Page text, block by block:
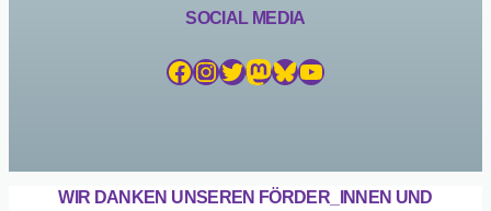
SOCIAL MEDIA
Facebook InstagramTwitter Mastodon Bluesky YouTube
WIR DANKEN UNSEREN FÖRDER_INNEN UND